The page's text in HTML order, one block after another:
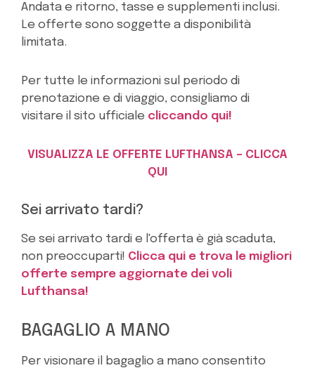
Andata e ritorno, tasse e supplementi inclusi.
Le offerte sono soggette a disponibilità
limitata.
Per tutte le informazioni sul periodo di
prenotazione e di viaggio, consigliamo di
visitare il sito ufficiale cliccando qui!
VISUALIZZA LE OFFERTE LUFTHANSA – CLICCA
QUI
Sei arrivato tardi?
Se sei arrivato tardi e l'offerta è già scaduta,
non preoccuparti! Clicca qui e trova le migliori
offerte sempre aggiornate dei voli
Lufthansa!
BAGAGLIO A MANO
Per visionare il bagaglio a mano consentito